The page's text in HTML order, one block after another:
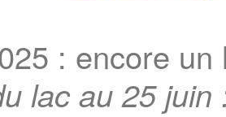
: encore un
lac au 25